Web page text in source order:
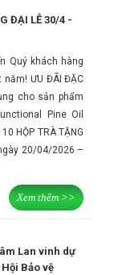
ĐẠI LỄ 30/4 -
Quý khách hàng
ƯU ĐÃI ĐẶC
cho sản phẩm
Pine Oil
HỘP TRÀ TẶNG
20/04/2026 –
Xem thêm >>
Lan vinh dự
Bảo vệ